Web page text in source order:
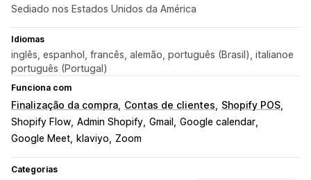
Sediado nos Estados Unidos da América
Idiomas
inglês, espanhol, francês, alemão, português (Brasil), italianoe
português (Portugal)
Funciona com
Finalização da compra Contas de clientes
Shopify POS
Shopify Flow Admin Shopify Gmail
Google calendar
Google Meet
klaviyo Zoom
Categorias